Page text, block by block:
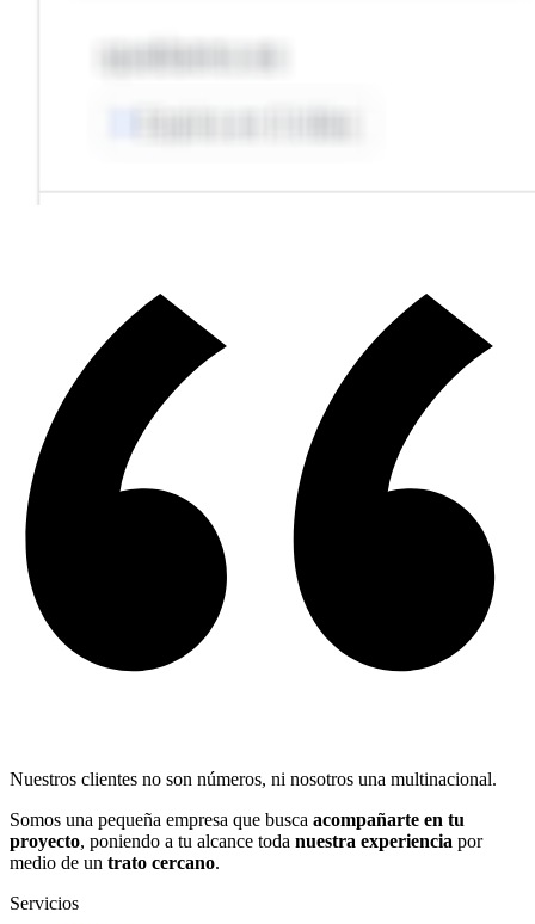
Nuestros clientes no son números, ni nosotros una multinacional.
Somos una pequeña empresa que busca acompañarte en tu
proyecto, poniendo a tu alcance toda nuestra experiencia por
medio de un trato cercano.
Servicios